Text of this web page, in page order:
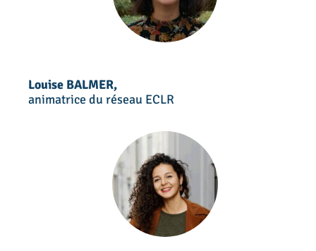
Louise BALMER,
animatrice du réseau ECLR